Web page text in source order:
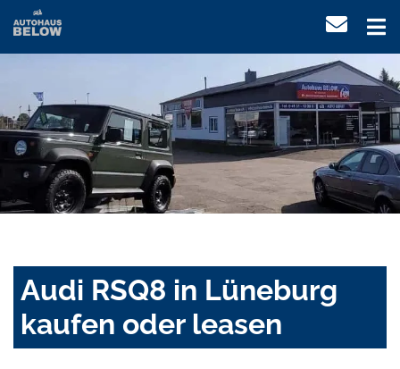
Audi RSQ8 in Lüneburg
kaufen oder leasen